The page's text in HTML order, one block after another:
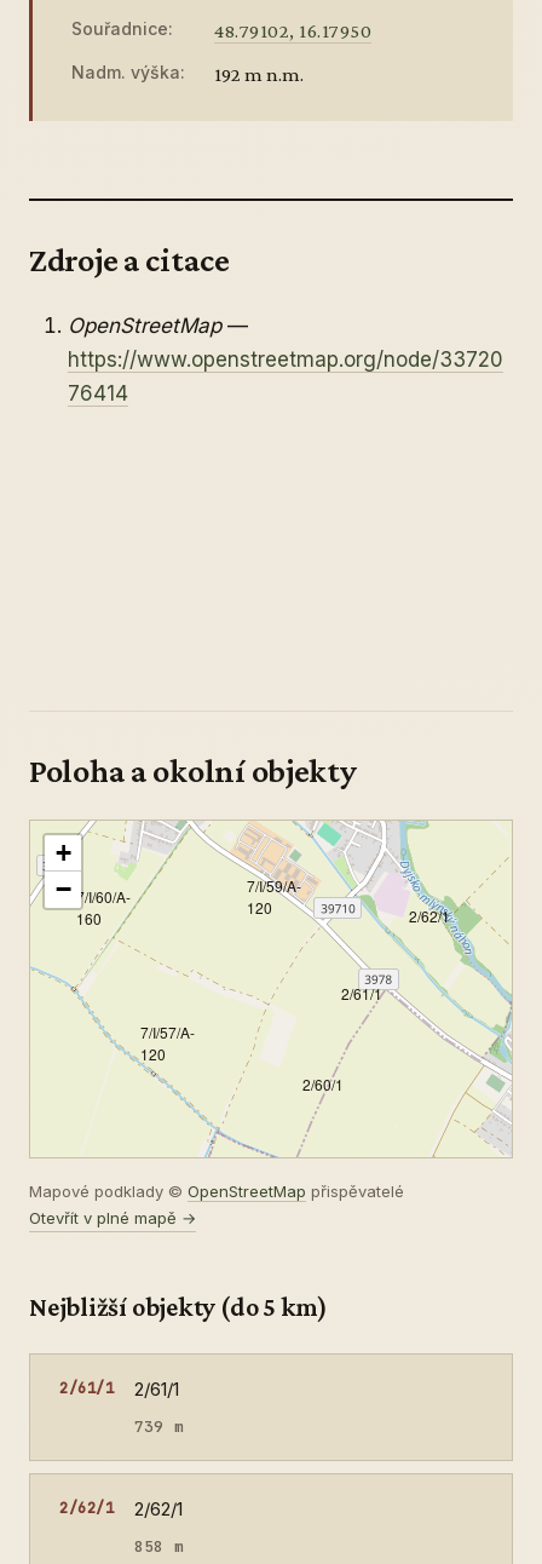
Souřadnice: 48.79102, 16.17950
Nadm. výška: 192 m n.m.
Zdroje a citace
OpenStreetMap—
https://www.openstreetmap.org/node/33720
76414
Poloha a okolní objekty
7/I/59/A-
120
2/61/1
2/62/1
7/I/60/A-
160
7/I/57/A-
120
2/60/1
+
−
Mapové podklady © OpenStreetMap přispěvatelé
Otevřít v plné mapě →
Nejbližší objekty (do 5 km)
2/61/1 2/61/1
739 m
2/62/1 2/62/1
858 m